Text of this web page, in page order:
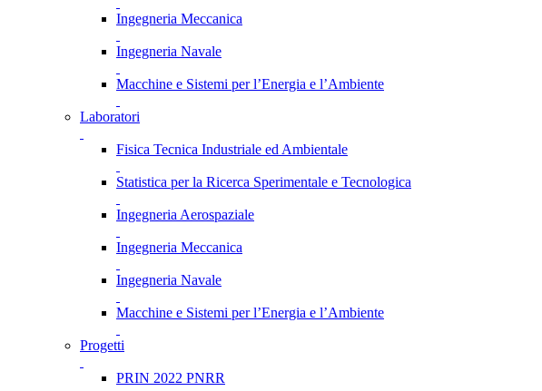
Ingegneria Meccanica
Ingegneria Navale
Macchine e Sistemi per l’Energia e l’Ambiente
Laboratori
Fisica Tecnica Industriale ed Ambientale
Statistica per la Ricerca Sperimentale e Tecnologica
Ingegneria Aerospaziale
Ingegneria Meccanica
Ingegneria Navale
Macchine e Sistemi per l’Energia e l’Ambiente
Progetti
PRIN 2022 PNRR